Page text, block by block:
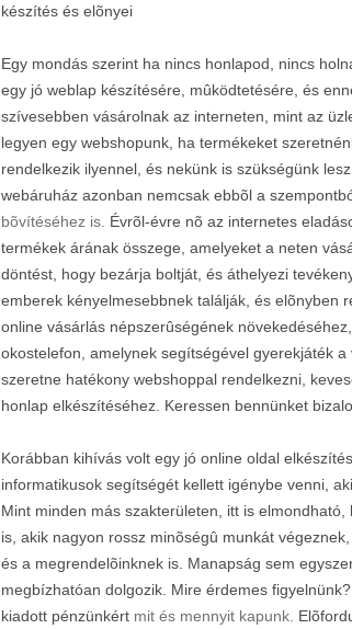
készítés és elõnyei
Egy mondás szerint ha nincs honlapod, nincs
egy jó weblap készítésére, mûködtetésére, és
szívesebben vásárolnak az interneten, mint az
legyen egy webshopunk, ha termékeket
rendelkezik ilyennel, és nekünk is szükségünk
webáruház azonban nemcsak ebbõl a
bõvítéséhez is. Évrõl-évre nõ az internetes
termékek árának összege, amelyeket a neten
döntést, hogy bezárja boltját, és áthelyezi
emberek kényelmesebbnek találják, és elõnyben
online vásárlás népszerûségének
okostelefon, amelynek segítségével gyerekjáték
szeretne hatékony webshoppal rendelkezni,
honlap elkészítéséhez. Keressen bennünket
Korábban kihívás volt egy jó online oldal
informatikusok segítségét kellett igénybe venni,
Mint minden más szakterületen, itt is
is, akik nagyon rossz minõségû munkát
és a megrendelõinknek is. Manapság sem
megbízhatóan dolgozik. Mire érdemes
kiadott pénzünkért mit és mennyit kapunk.